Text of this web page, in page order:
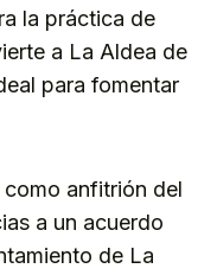
la práctica de
a La Aldea de
para fomentar
anfitrión del
a un acuerdo
de La